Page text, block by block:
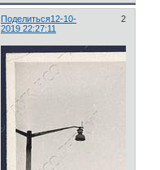
Поделиться 2
12-10-
2019 22:27:11